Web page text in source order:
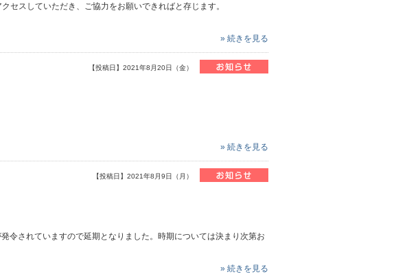
セスしていただき、ご協力をお願いできればと存じます。
» 続きを見る
【投稿日】2021年8月20日（金）
» 続きを見る
【投稿日】2021年8月9日（月）
令されていますので延期となりました。時期については決まり次第お
» 続きを見る